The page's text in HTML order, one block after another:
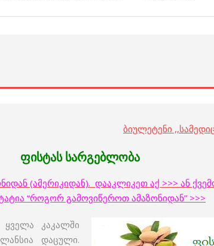
ბიულეტენი
ფისტას სარგებლობა
(ამერიკიდან). დააკლიკეთ აქ >>> ან
“როგორ გამოვიწეროთ ამაზონიდან” >>>
კაკალში
დაცული.